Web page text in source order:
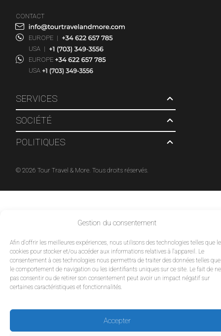
Gestion du consentement
Afin d'offrir les meilleures expériences, nous utilisons des technologies telles que
cookies pour stocker et/ou accéder aux informations relatives à l'appareil. Le
consentement à ces technologies nous permettra de traiter des données telles que
le comportement de navigation ou les identifiants uniques sur ce site. Le fait de ne
pas consentir ou de retirer son consentement peut avoir un impact négatif sur
certaines caractéristiques et fonctionnalités.
Accepter
SERVICES
SOCIÉTÉ
POLITIQUES
CONTACT
EUROPE |
USA |
EUROPE
USA
© 2026 Tour Travel & More. Tous droits réservés.